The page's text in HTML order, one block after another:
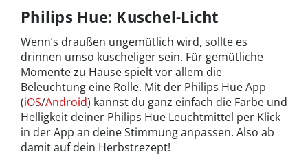
Philips Hue: Kuschel-Licht
Wenn’s draußen ungemütlich wird, sollte es
drinnen umso kuscheliger sein. Für gemütliche
Momente zu Hause spielt vor allem die
Beleuchtung eine Rolle. Mit der Philips Hue App
(iOS/Android) kannst du ganz einfach die Farbe und
Helligkeit deiner Philips Hue Leuchtmittel per Klick
in der App an deine Stimmung anpassen. Also ab
damit auf dein Herbstrezept!